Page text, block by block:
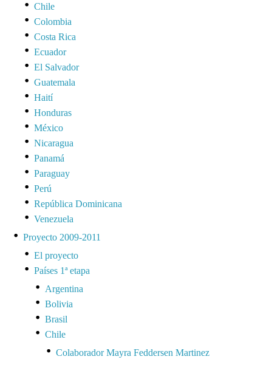
Chile
Colombia
Costa Rica
Ecuador
El Salvador
Guatemala
Haití
Honduras
México
Nicaragua
Panamá
Paraguay
Perú
República Dominicana
Venezuela
Proyecto 2009-2011
El proyecto
Países 1ª etapa
Argentina
Bolivia
Brasil
Chile
Colaborador Mayra Feddersen Martinez